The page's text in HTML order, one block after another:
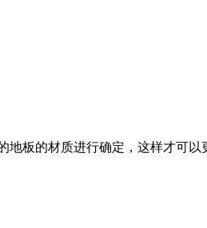
地板的材质进行确定，这样才可以